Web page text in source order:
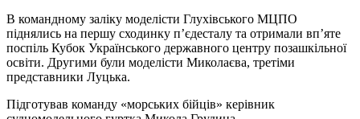
В командному заліку моделісти Глухівського МЦПО
піднялись на першу сходинку п’єдесталу та отримали вп’яте
поспіль Кубок Українського державного центру позашкільної
освіти. Другими були моделісти Миколаєва, третіми
представники Луцька.
Підготував команду «морських бійців» керівник